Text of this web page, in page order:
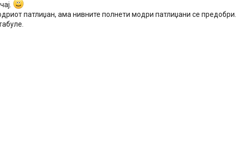
патлиџан, ама нивните полнети модри патлиџани се предобри.